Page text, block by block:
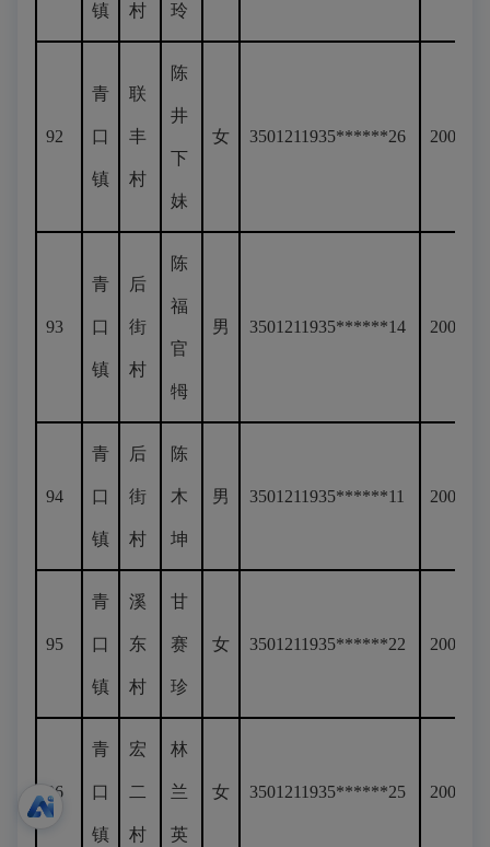
镇 村 玲
92
青
口
镇
联
丰
村
陈
井
下
妹
女 3501211935******26 200
93
青
口
镇
后
街
村
陈
福
官
牳
男 3501211935******14 200
94
青
口
镇
后
街
村
陈
木
坤
男 3501211935******11 200
95
青
口
镇
溪
东
村
甘
赛
珍
女 3501211935******22 200
96
青
口
镇
宏
二
村
林
兰
英
女 3501211935******25 200